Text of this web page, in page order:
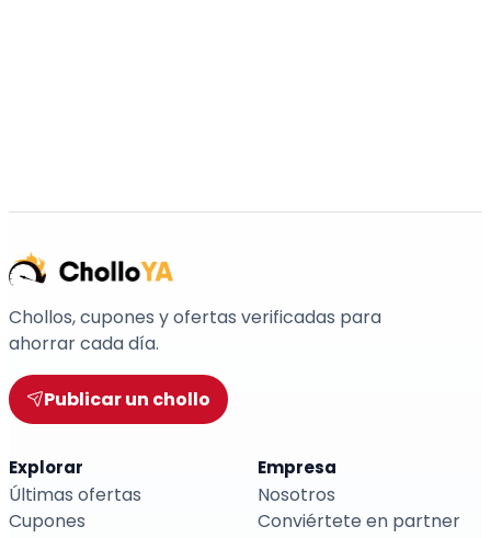
Chollos, cupones y ofertas verificadas para
ahorrar cada día.
Publicar un chollo
Explorar
Últimas ofertas
Cupones
Empresa
Nosotros
Conviértete en partner